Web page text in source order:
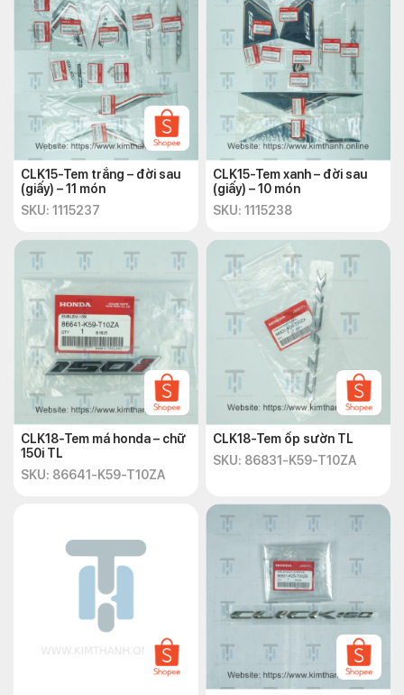
CLK15-Tem trắng – đời sau
(giấy) – 11 món
SKU: 1115237
CLK15-Tem xanh – đời sau
(giấy) – 10 món
SKU: 1115238
CLK18-Tem má honda – chữ
150i TL
SKU: 86641-K59-T10ZA
CLK18-Tem ốp sườn TL
SKU: 86831-K59-T10ZA